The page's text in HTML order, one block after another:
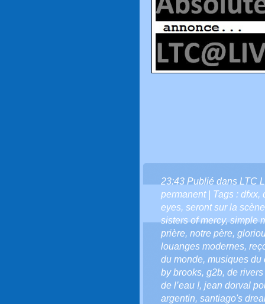
23:43 Publié dans LTC
permanent| Tags : dfxx,
eyes, seront sur la
sisters of mercy,simple
prière, notre père,
louanges modernes,
du monde, musiques du
by brooks, g2b, de
de l’eau !, jean dorval
argentin, santiago's